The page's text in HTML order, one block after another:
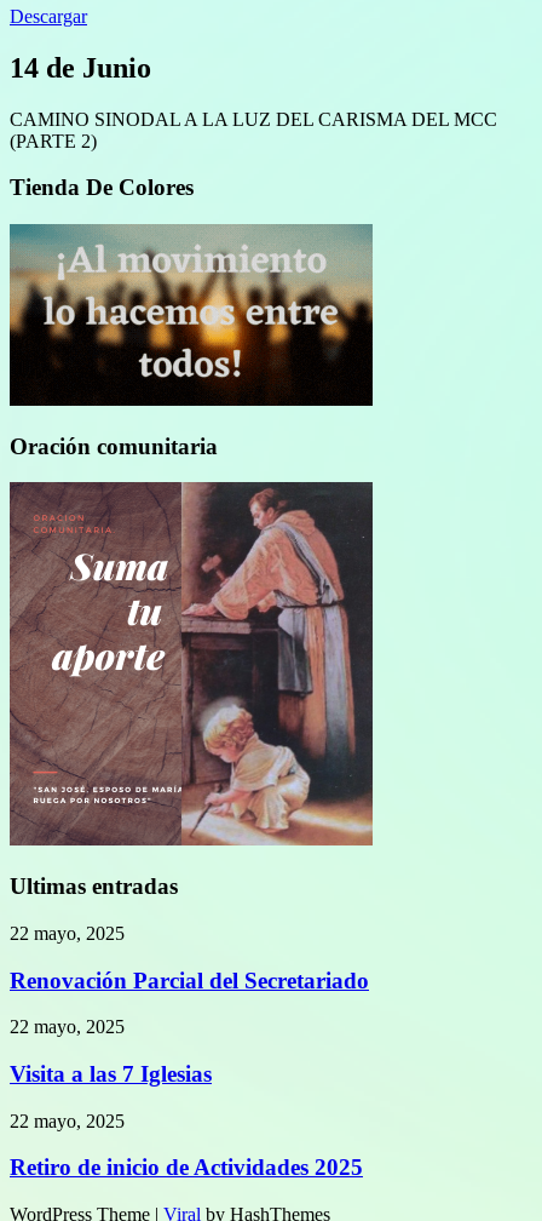
Descargar
14 de Junio
CAMINO SINODAL A LA LUZ DEL CARISMA DEL MCC
(PARTE 2)
Tienda De Colores
Oración comunitaria
Ultimas entradas
22 mayo, 2025
Renovación Parcial del Secretariado
22 mayo, 2025
Visita a las 7 Iglesias
22 mayo, 2025
Retiro de inicio de Actividades 2025
WordPress Theme | Viral by HashThemes